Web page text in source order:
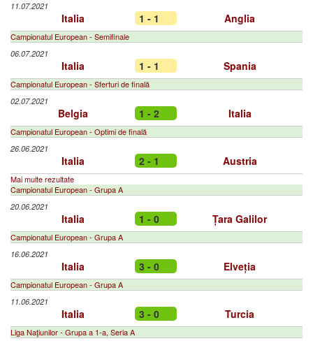
11.07.2021
Italia 1 - 1 Anglia
Campionatul European - Semifinale
06.07.2021
Italia 1 - 1 Spania
Campionatul European - Sferturi de finală
02.07.2021
Belgia 1 - 2 Italia
Campionatul European - Optimi de finală
26.06.2021
Italia 2 - 1 Austria
Mai multe rezultate
Campionatul European - Grupa A
20.06.2021
Italia 1 - 0 Țara Galilor
Campionatul European - Grupa A
16.06.2021
Italia 3 - 0 Elveția
Campionatul European - Grupa A
11.06.2021
Italia 3 - 0 Turcia
Liga Naţiunilor - Grupa a 1-a, Seria A